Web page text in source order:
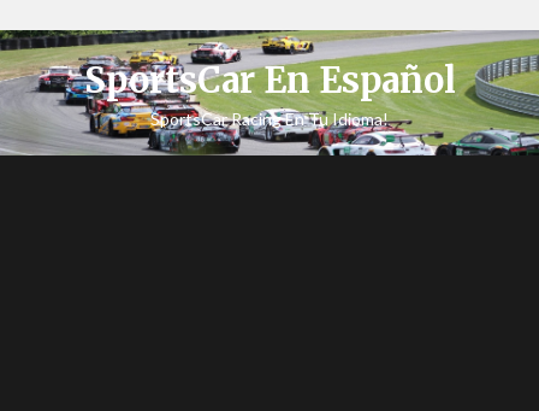
SportsCar En Español
SportsCar Racing En Tu Idioma!